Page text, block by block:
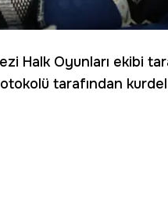
Halk Oyunları ekibi
tarafından